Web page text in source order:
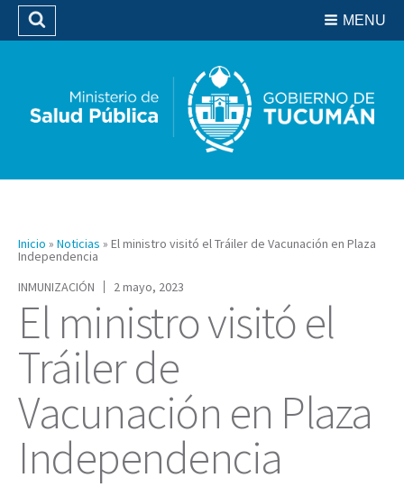
Biblioteca
MENU
Buscar
Inicio » Noticias » El ministro visitó el Tráiler de Vacunación en Plaza
Independencia
INMUNIZACIÓN
2 mayo, 2023
El ministro visitó el
Tráiler de
Vacunación en Plaza
Independencia